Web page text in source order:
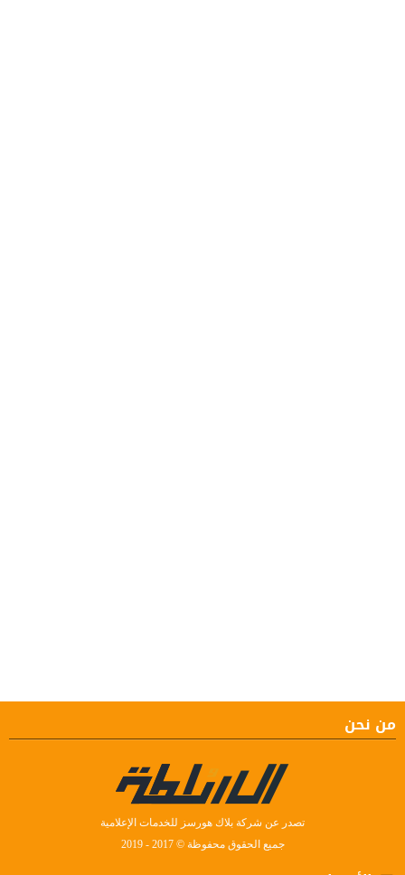
من نحن
تصدر عن شركة بلاك هورسز للخدمات الإعلامية
جميع الحقوق محفوظة © 2017 - 2019